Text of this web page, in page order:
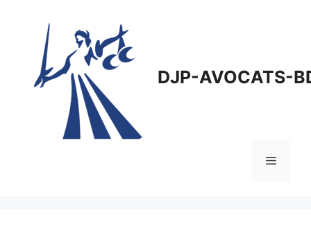
DJP-AVOCATS-
Menu